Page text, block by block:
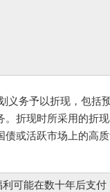
务予以折现，包括
折现时所采用的折
或活跃市场上的高
可能在数十年后支